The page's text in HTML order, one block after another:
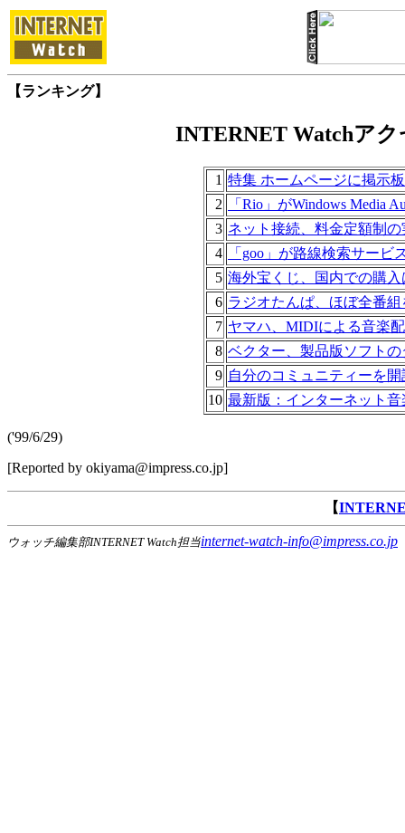
【ランキング】
INTERNET Watchア
1 特集 ホームページに掲示
2
「Rio」がWindows Media
3 ネット接続、料金定額制の
4
「goo」が路線検索サービ
5 海外宝くじ、国内での購入
6 ラジオたんぱ、ほぼ全番
7 ヤマハ、MIDIによる音楽
8 ベクター、製品版ソフト
9 自分のコミュニティーを
10 最新版：インターネット
('99/6/29)
[Reported by okiyama@impress.co.jp]
【
ウォッチ編集部INTERNET Watch担当internet-watch-info@impress.co.jp